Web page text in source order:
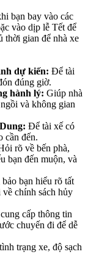
bạn bay vào các
vào dịp lễ Tết để
thời gian để nhà xe
dự kiến: Để tài
đúng giờ.
hành lý: Giúp nhà
và không gian
Để tài xế có
cần đến.
rõ về bến phà,
bạn đến muộn, và
bạn hiểu rõ tất
chính sách hủy
cấp thông tin
chuyến đi để dễ
trạng xe, độ sạch